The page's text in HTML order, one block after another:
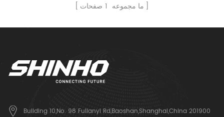
ما مجموعه 1 صفحات
Building 10,No. 98 Fulianyi Rd,Baoshan,Shanghai,China 201900